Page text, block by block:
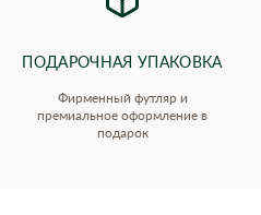
ПОДАРОЧНАЯ УПАКОВКА
Фирменный футляр и
премиальное оформление в
подарок